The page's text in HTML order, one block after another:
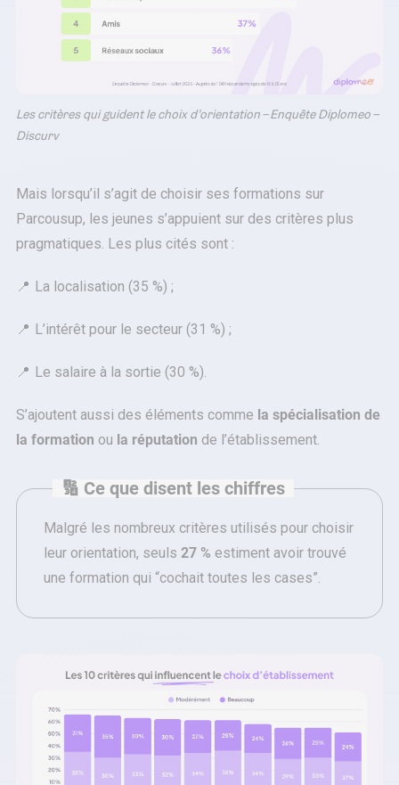
Les critères qui guident le choix d’orientation – Enquête Diplomeo –
Discurv
Mais lorsqu’il s’agit de choisir ses formations sur
Parcousup, les jeunes s’appuient sur des critères plus
pragmatiques. Les plus cités sont :
La localisation (35 %) ;
L’intérêt pour le secteur (31 %) ;
Le salaire à la sortie (30 %).
S’ajoutent aussi des éléments comme la spécialisation de
la formation ou la réputation de l’établissement.
🔢 Ce que disent les chiffres
Malgré les nombreux critères utilisés pour choisir
leur orientation, seuls 27 % estiment avoir trouvé
une formation qui “cochait toutes les cases”.